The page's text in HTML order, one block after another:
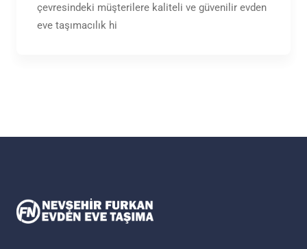
çevresindeki müşterilere kaliteli ve güvenilir evden
eve taşımacılık hi